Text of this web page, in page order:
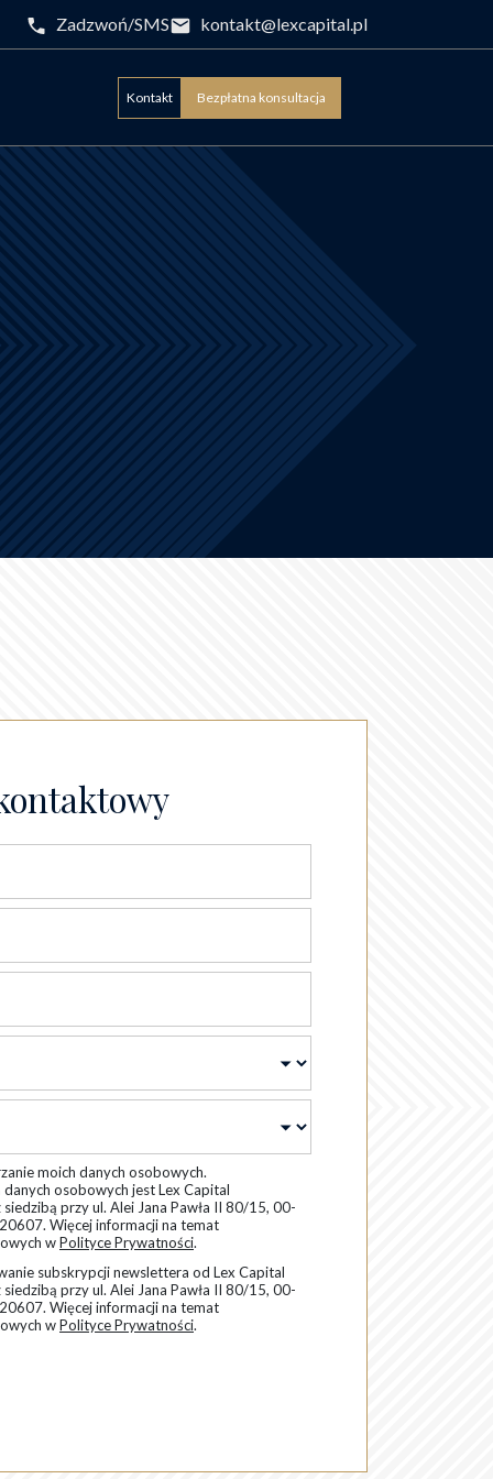
Zadzwoń/SMS kontakt@lexcapital.pl
Kontakt Bezpłatna konsultacja
moich danych osobowych.
osobowych jest Lex Capital
przy ul. Alei Jana Pawła II 80/15, 00-
Więcej informacji na temat
wPolityce Prywatności.
subskrypcji newslettera od Lex Capital
przy ul. Alei Jana Pawła II 80/15, 00-
Więcej informacji na temat
wPolityce Prywatności.